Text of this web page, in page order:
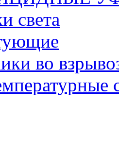
света
во